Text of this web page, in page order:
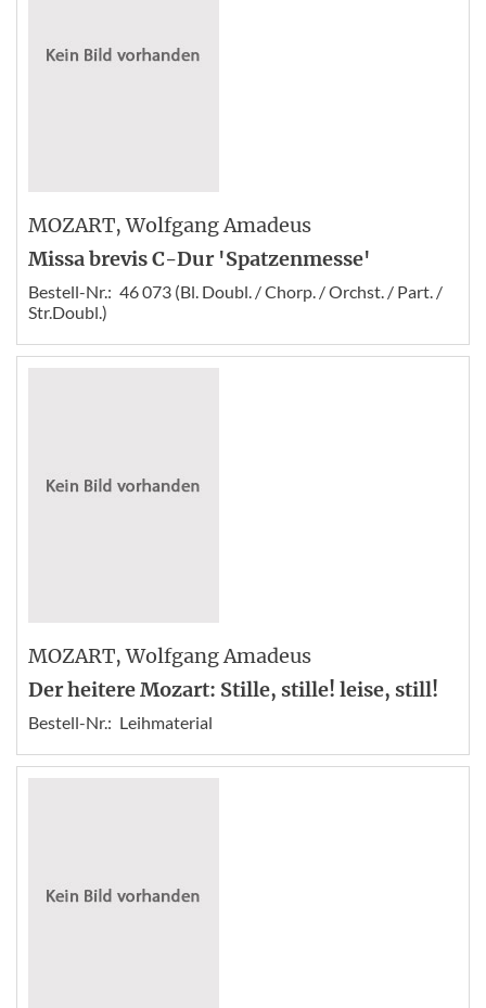
MOZART, Wolfgang Amadeus
Missa brevis C-Dur 'Spatzenmesse'
Bestell-Nr.: 46 073 (Bl. Doubl. / Chorp. / Orchst. / Part. /
Str.Doubl.)
MOZART, Wolfgang Amadeus
Der heitere Mozart: Stille, stille! leise, still!
Bestell-Nr.: Leihmaterial